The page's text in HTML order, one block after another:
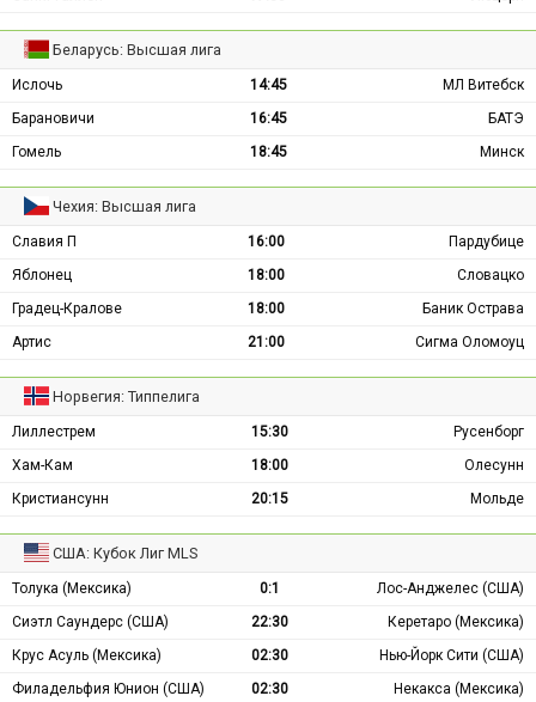
Беларусь: Высшая лига
Ислочь 14:45
МЛ Витебск
Барановичи
16:45
БАТЭ
Гомель
18:45 Минск
Чехия: Высшая лига
Славия П 16:00
Пардубице
Яблонец
18:00
Словацко
Градец-Кралове
18:00
Баник Острава
Артис
21:00 Сигма Оломоуц
Норвегия: Типпелига
Лиллестрем 15:30
Русенборг
Хам-Кам
18:00
Олесунн
Кристиансунн
20:15 Мольде
США: Кубок Лиг MLS
Толука (Мексика) 0:1
Лос-Анджелес (США)
Сиэтл Саундерс (США)
22:30
Керетаро (Мексика)
Крус Асуль (Мексика)
02:30
Нью-Йорк Сити (США)
Филадельфия Юнион (США)
02:30
Некакса (Мексика)